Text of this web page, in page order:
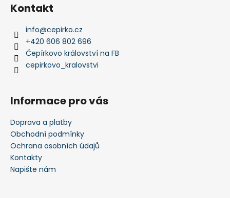
Kontakt
info@cepirko.cz
+420 606 802 696
Čepírkovo království na FB
cepirkovo_kralovstvi
Informace pro vás
Doprava a platby
Obchodní podmínky
Ochrana osobních údajů
Kontakty
Napište nám